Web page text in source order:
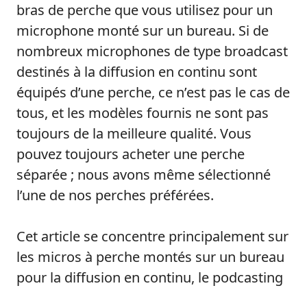
bras de perche que vous utilisez pour un
microphone monté sur un bureau. Si de
nombreux microphones de type broadcast
destinés à la diffusion en continu sont
équipés d’une perche, ce n’est pas le cas de
tous, et les modèles fournis ne sont pas
toujours de la meilleure qualité. Vous
pouvez toujours acheter une perche
séparée ; nous avons même sélectionné
l’une de nos perches préférées.
Cet article se concentre principalement sur
les micros à perche montés sur un bureau
pour la diffusion en continu, le podcasting